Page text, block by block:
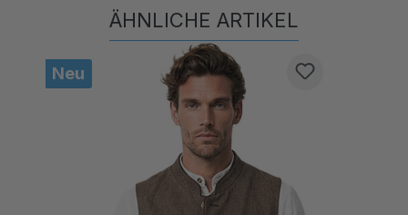
Produktgalerie überspringen